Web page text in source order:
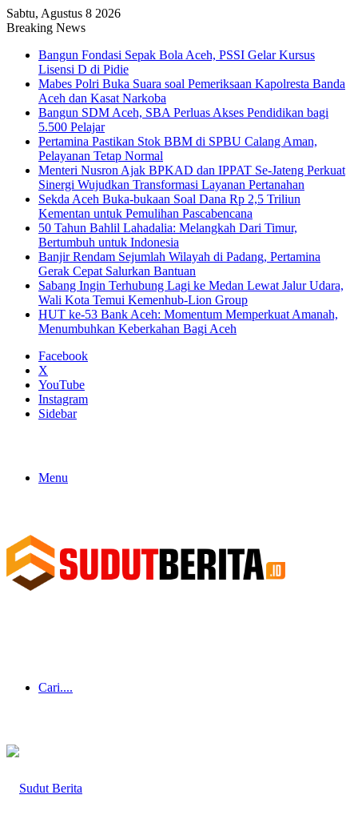
Sabtu, Agustus 8 2026
Breaking News
Bangun Fondasi Sepak Bola Aceh, PSSI Gelar Kursus
Lisensi D di Pidie
Mabes Polri Buka Suara soal Pemeriksaan Kapolresta Banda
Aceh dan Kasat Narkoba
Bangun SDM Aceh, SBA Perluas Akses Pendidikan bagi
5.500 Pelajar
Pertamina Pastikan Stok BBM di SPBU Calang Aman,
Pelayanan Tetap Normal
Menteri Nusron Ajak BPKAD dan IPPAT Se-Jateng Perkuat
Sinergi Wujudkan Transformasi Layanan Pertanahan
Sekda Aceh Buka-bukaan Soal Dana Rp 2,5 Triliun
Kementan untuk Pemulihan Pascabencana
50 Tahun Bahlil Lahadalia: Melangkah Dari Timur,
Bertumbuh untuk Indonesia
Banjir Rendam Sejumlah Wilayah di Padang, Pertamina
Gerak Cepat Salurkan Bantuan
Sabang Ingin Terhubung Lagi ke Medan Lewat Jalur Udara,
Wali Kota Temui Kemenhub-Lion Group
HUT ke-53 Bank Aceh: Momentum Memperkuat Amanah,
Menumbuhkan Keberkahan Bagi Aceh
Facebook
X
YouTube
Instagram
Sidebar
Menu
Cari....